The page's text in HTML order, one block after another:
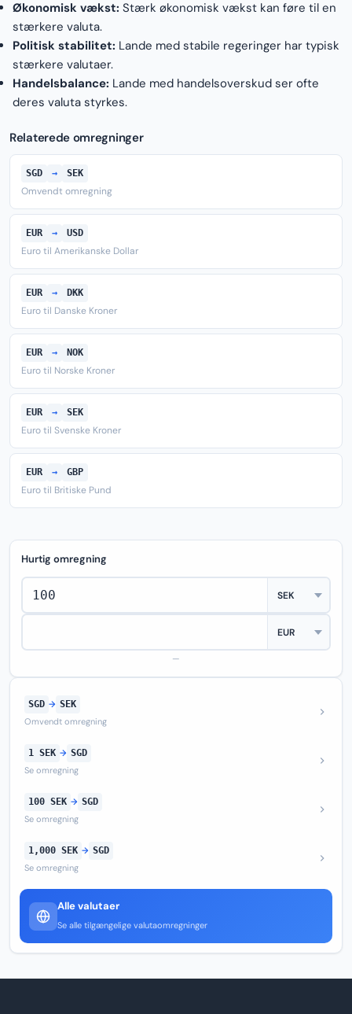
Økonomisk vækst: Stærk økonomisk vækst kan føre til en
stærkere valuta.
Politisk stabilitet: Lande med stabile regeringer har typisk
stærkere valutaer.
Handelsbalance: Lande med handelsoverskud ser ofte
deres valuta styrkes.
Relaterede omregninger
SGD → SEK
Omvendt omregning
EUR → USD
Euro til Amerikanske Dollar
EUR → DKK
Euro til Danske Kroner
EUR → NOK
Euro til Norske Kroner
EUR → SEK
Euro til Svenske Kroner
EUR → GBP
Euro til Britiske Pund
Hurtig omregning
—
SGD → SEK
Omvendt omregning
1 SEK → SGD
Se omregning
100 SEK → SGD
Se omregning
1,000 SEK → SGD
Se omregning
Alle valutaer
Se alle tilgængelige valutaomregninger